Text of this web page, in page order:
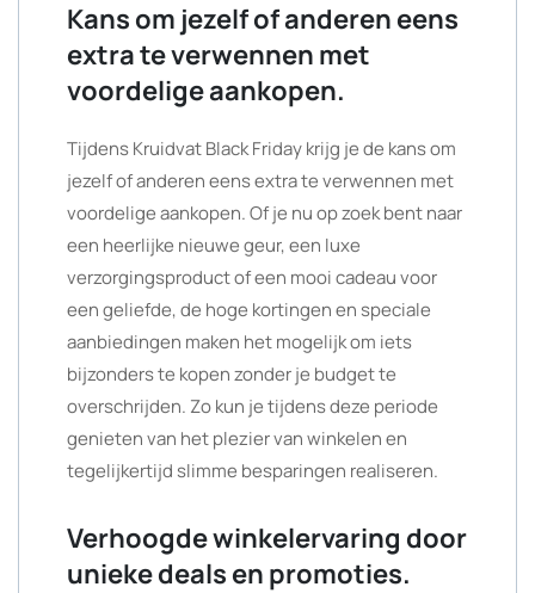
Kans om jezelf of anderen eens
extra te verwennen met
voordelige aankopen.
Tijdens Kruidvat Black Friday krijg je de kans om
jezelf of anderen eens extra te verwennen met
voordelige aankopen. Of je nu op zoek bent naar
een heerlijke nieuwe geur, een luxe
verzorgingsproduct of een mooi cadeau voor
een geliefde, de hoge kortingen en speciale
aanbiedingen maken het mogelijk om iets
bijzonders te kopen zonder je budget te
overschrijden. Zo kun je tijdens deze periode
genieten van het plezier van winkelen en
tegelijkertijd slimme besparingen realiseren.
Verhoogde winkelervaring door
unieke deals en promoties.